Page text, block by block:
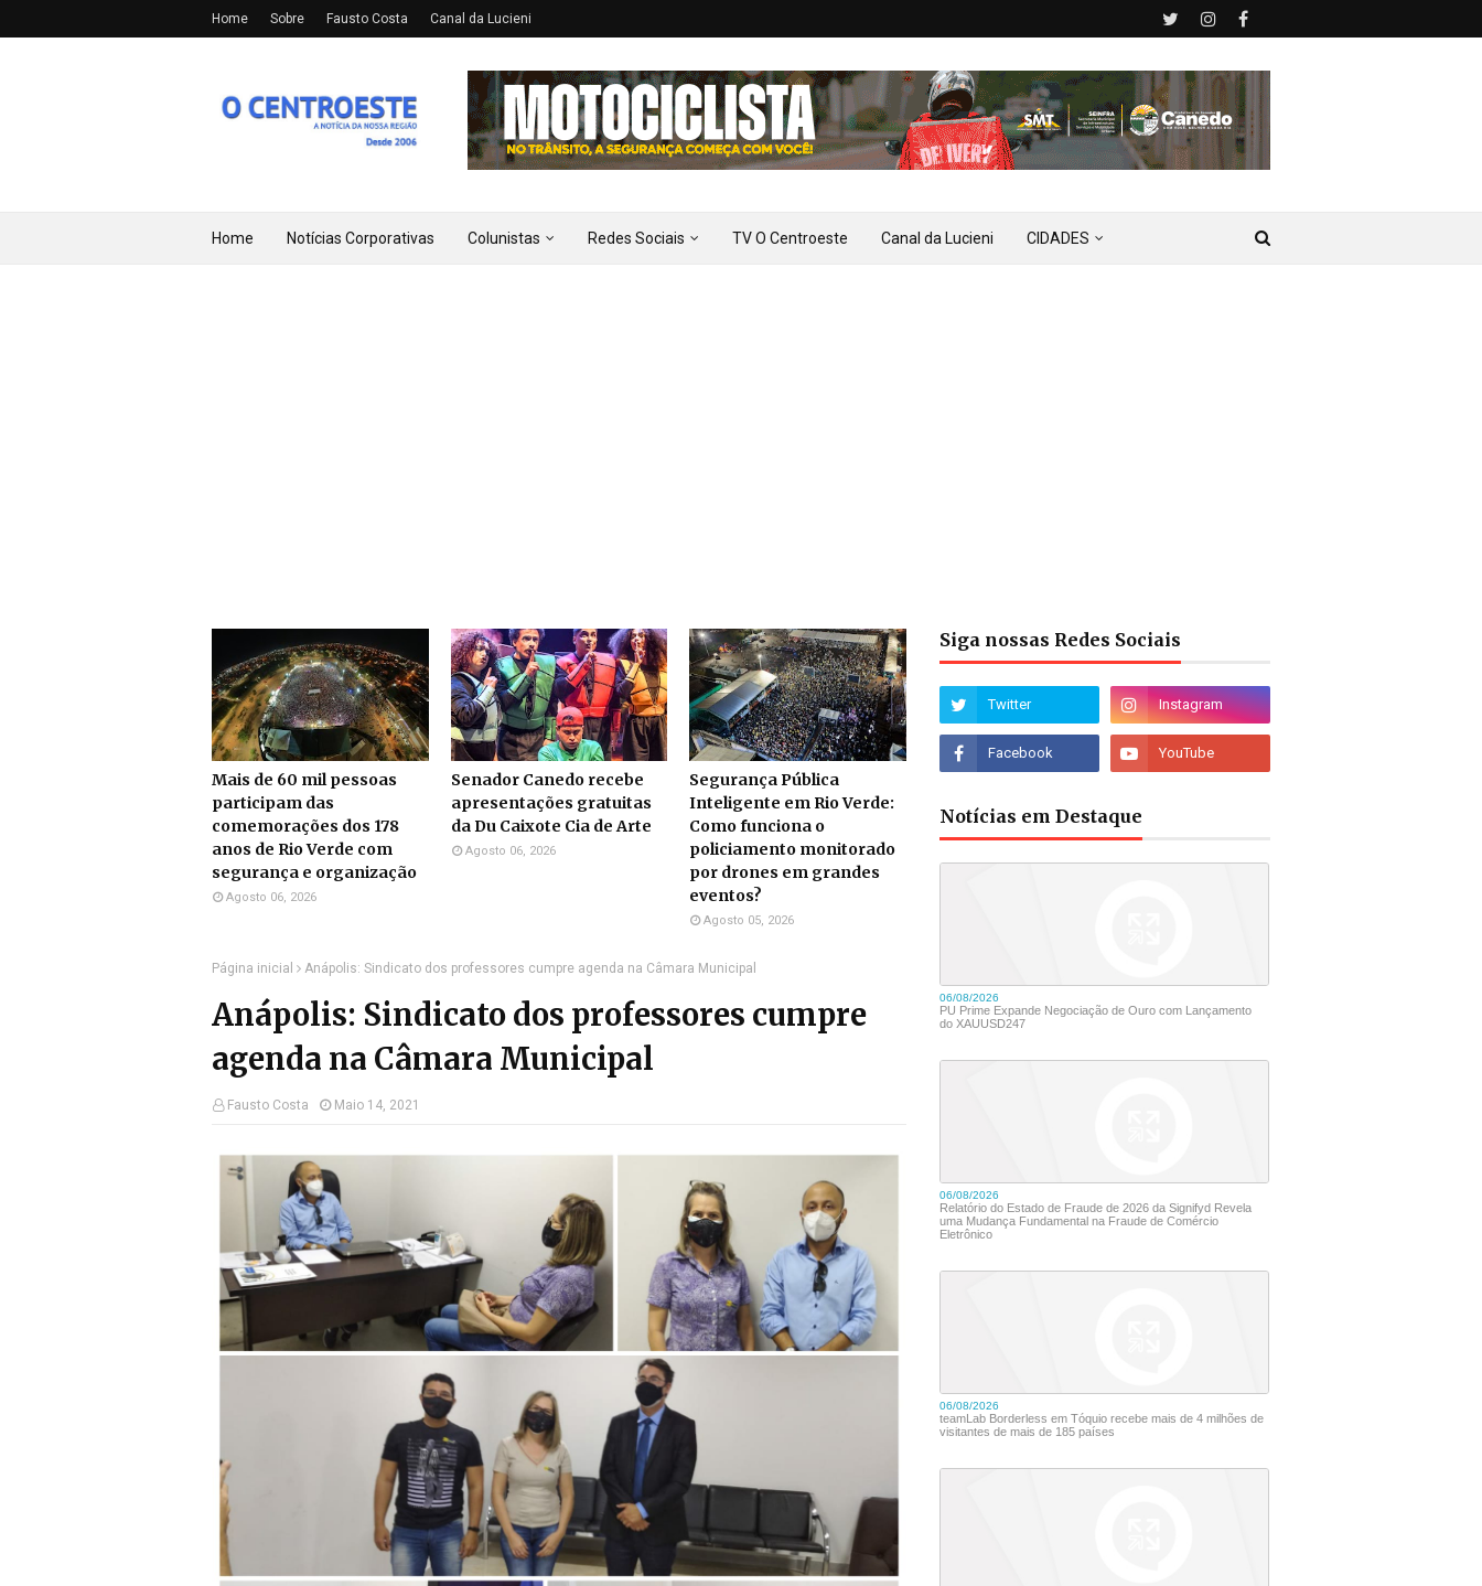
Home Sobre Fausto Costa Canal da Lucieni
Home Notícias Corporativas Colunistas Redes Sociais TV O Centroeste Canal da Lucieni CIDADES
Mais de 60 mil pessoas
participam das
comemorações dos 178
anos de Rio Verde com
segurança e organização
Agosto 06, 2026
Senador Canedo recebe
apresentações gratuitas
da Du Caixote Cia de Arte
Agosto 06, 2026
Segurança Pública
Inteligente em Rio Verde:
Como funciona o
policiamento monitorado
por drones em grandes
eventos?
Agosto 05, 2026
Página inicial Anápolis: Sindicato dos professores cumpre agenda na Câmara Municipal
Anápolis: Sindicato dos professores cumpre
agenda na Câmara Municipal
Fausto Costa Maio 14, 2021
Siga nossas Redes Sociais
Notícias em Destaque